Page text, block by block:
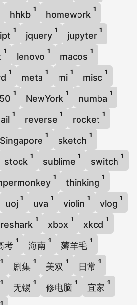
hhkb
1
homework
1
1
jquery
1
jupyter
1
1
lenovo
1
macos
1
1
meta
1
mi
1
misc
1
1
NewYork
1
numba
1
1
reverse
1
rocket
1
Singapore
1
sketch
1
stock
1
sublime
1
switch
1
1
thinking
1
uoj
1
uva
1
violin
1
vlog
1
1
xbox
1
xkcd
1
考
1
海南
1
薅羊毛
1
1
剧集
1
美双
1
日常
1
1
无锡
1
修电脑
1
宜家
1
1